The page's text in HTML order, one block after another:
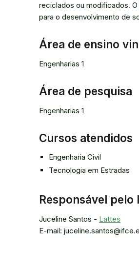
reciclados ou modificados.
para o desenvolvimento de
Área de ensino
Engenharias 1
Área de pesquisa
Engenharias 1
Cursos atendidos
Engenharia Civil
Tecnologia em Estradas
Responsável
Juceline Santos - Lattes
E-mail: